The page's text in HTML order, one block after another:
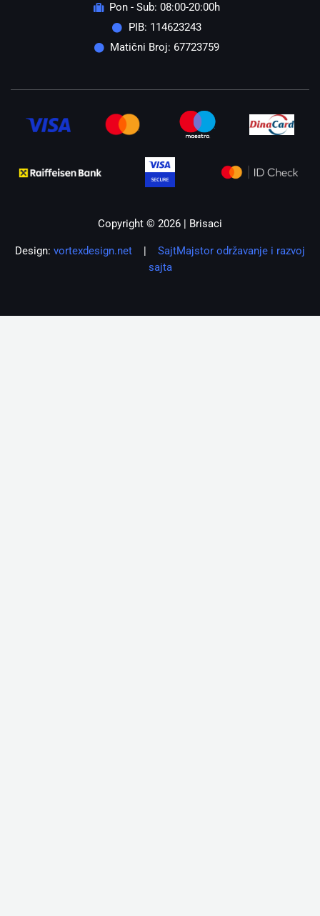
Pon - Sub: 08:00-20:00h
PIB: 114623243
Matični Broj: 67723759
Copyright © 2026 | Brisaci
Design: vortexdesign.net | SajtMajstor održavanje i razvoj
sajta